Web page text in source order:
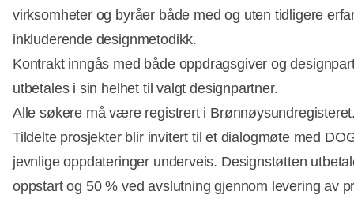
virksomheter og byråer både med og uten tidligere
inkluderende designmetodikk.
Kontrakt inngås med både oppdragsgiver og
utbetales i sin helhet til valgt designpartner.
Alle søkere må være registrert i
Tildelte prosjekter blir invitert til et dialogmøte med
jevnlige oppdateringer underveis. Designstøtten
oppstart og 50 % ved avslutning gjennom levering av